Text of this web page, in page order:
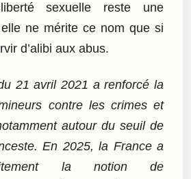
sexuelle reste une
ne mérite ce nom que si
d’alibi aux abus.
21 avril 2021 a renforcé la
contre les crimes et
autour du seuil de
En 2025, la France a
la notion de